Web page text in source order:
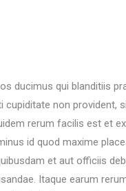
ducimus qui blanditiis
non provident,
rerum facilis est et
id quod maxime
et aut officiis
Itaque earum